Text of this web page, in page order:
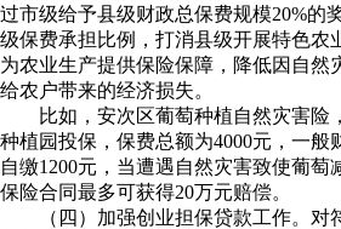
过市级给予县级财政总保费规模20%的
级保费承担比例，打消县级开展特色农
为农业生产提供保险保障，降低因自然
给农户带来的经济损失。
比如，安次区葡萄种植自然灾害险
种植园投保，保费总额为4000元，一般
自缴1200元，当遭遇自然灾害致使葡萄
保险合同最多可获得20万元赔偿。
（四）加强创业担保贷款工作。